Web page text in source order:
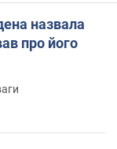
назвала
про його